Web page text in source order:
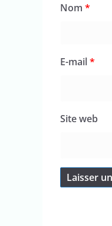
Nom *
E-mail*
Site web